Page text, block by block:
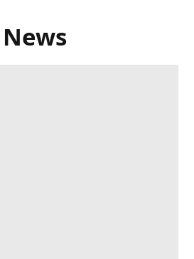
News